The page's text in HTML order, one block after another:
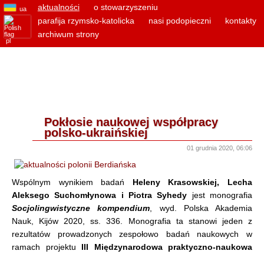
ua
pl
aktualności
o stowarzyszeniu
parafija rzymsko-katolicka
nasi podopieczni
kontakty
archiwum strony
Pokłosie naukowej współpracy
polsko-ukraińskiej
01 grudnia 2020, 06:06
Wspólnym wynikiem badań Heleny Krasowskiej, Lecha
Aleksego Suchomłynowa i Piotra Syhedy jest monografia
Socjolingwistyczne kompendium , wyd. Polska Akademia
Nauk, Kijów 2020, ss. 336. Monografia ta stanowi jeden z
rezultatów prowadzonych zespołowo badań naukowych w
ramach projektu III Międzynarodowa praktyczno-naukowa